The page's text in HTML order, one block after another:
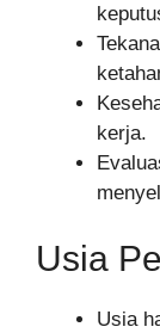
kerja.
Usia
Usia